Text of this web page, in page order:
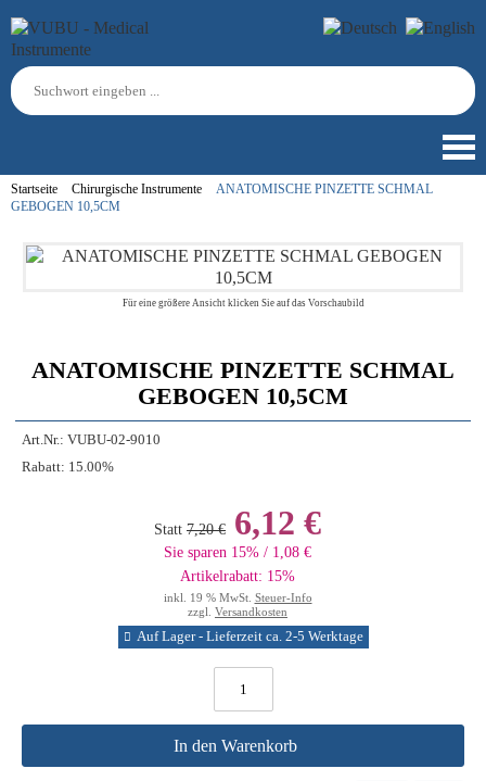
Startseite Chirurgische Instrumente
ANATOMISCHE PINZETTE SCHMAL
GEBOGEN 10,5CM
Für eine größere Ansicht klicken Sie auf das Vorschaubild
ANATOMISCHE PINZETTE SCHMAL
GEBOGEN 10,5CM
Art.Nr.: VUBU-02-9010
Rabatt: 15.00%
Statt 7,20 € 6,12 €
Sie sparen 15% / 1,08 €
Artikelrabatt: 15%
inkl. 19 % MwSt. Steuer-Info
zzgl. Versandkosten
Auf Lager - Lieferzeit ca. 2-5 Werktage
In den Warenkorb